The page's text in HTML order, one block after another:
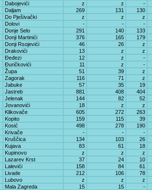
Dabojevići z z
-
Daljam 269 131
130
Do Pješivački z z
z
Dolovi - -
-
Donje Selo 291 140
133
Donji Martinići 376 165
179
Donji Rsojevići 46 26
z
Drakovići 13 z
z
Đeđezi 12 z
-
Đuričkovići 11 z
-
Župa 51 39
z
Zagorak 116 71
z
Jabuke 57 35
19
Jastreb 881 408
404
Jelenak 144 82
52
Jovanovići 18 z
z
Klikovače 605 272
263
Kopito 159 115
39
Kosić 498 278
190
Krivače - -
-
Kruščica 134 103
26
Kujava 83 61
18
Kupinovo z z
z
Lazarev Krst 37 24
10
Lalevići 158 84
61
Livade 212 106
78
Lubovo z z
z
Mala Zagreda 15 15
-